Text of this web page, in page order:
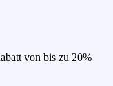
von bis zu 20%